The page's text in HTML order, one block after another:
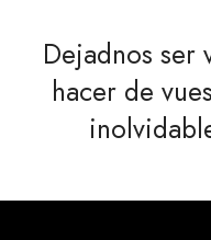
Dejadnos ser
hacer de